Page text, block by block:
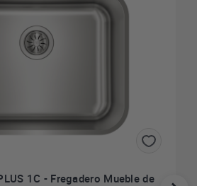
1C - Fregadero Mueble de